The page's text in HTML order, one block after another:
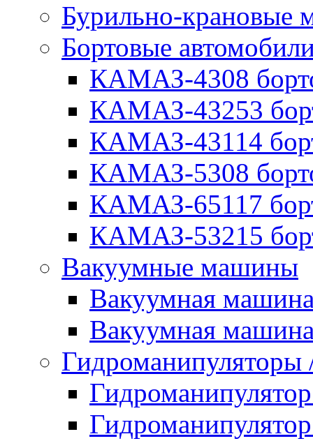
Бурильно-крановые
Бортовые
КАМАЗ-4308
КАМАЗ-43253
КАМАЗ-43114
КАМАЗ-5308
КАМАЗ-65117
КАМАЗ-53215
Вакуумные машины
Вакуумная
Вакуумная